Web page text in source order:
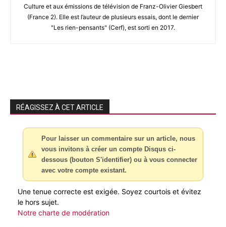
Culture et aux émissions de télévision de Franz-Olivier Giesbert
(France 2). Elle est l’auteur de plusieurs essais, dont le dernier
"Les rien-pensants" (Cerf), est sorti en 2017.
RÉAGISSEZ À CET ARTICLE
Pour laisser un commentaire sur un article, nous
vous invitons à créer un compte Disqus ci-
dessous (bouton S'identifier) ou à vous connecter
avec votre compte existant.
Une tenue correcte est exigée. Soyez courtois et évitez
le hors sujet.
Notre charte de modération